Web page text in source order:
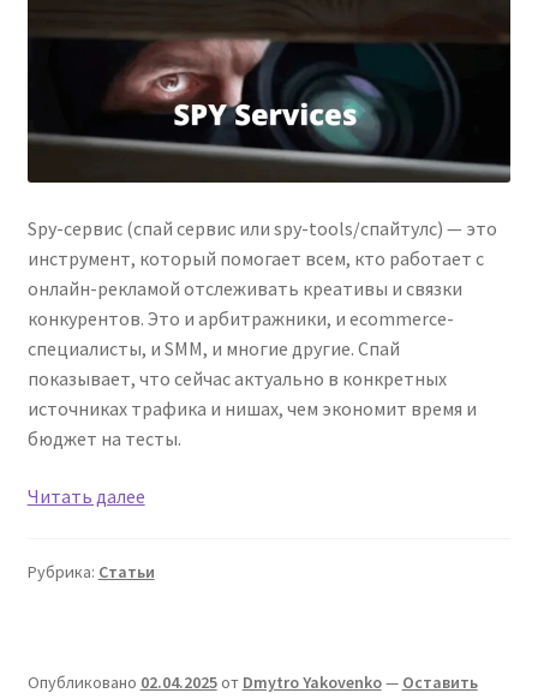
Spy-сервис (спай сервис или spy-tools/спайтулс) — это
инструмент, который помогает всем, кто работает с
онлайн-рекламой отслеживать креативы и связки
конкурентов. Это и арбитражники, и ecommerce-
специалисты, и SMM, и многие другие. Спай
показывает, что сейчас актуально в конкретных
источниках трафика и нишах, чем экономит время и
бюджет на тесты.
Читать далееЛучшие
для
рейтинг
Рубрика: Статьи
Опубликовано 02.04.2025от Dmytro Yakovenko— Оставить